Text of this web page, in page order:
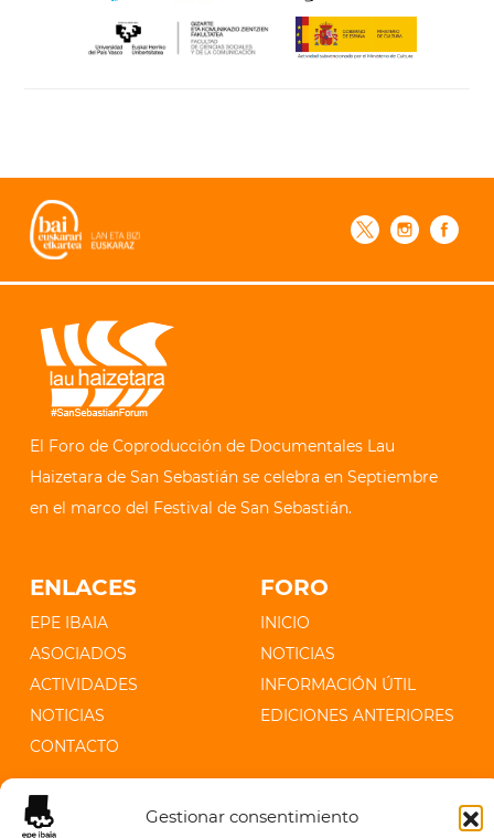
Gestionar consentimiento
El Foro de Coproducción de Documentales Lau
Haizetara de San Sebastián se celebra en Septiembre
en el marco del Festival de San Sebastián.
ENLACES
EPE IBAIA
ASOCIADOS
ACTIVIDADES
NOTICIAS
CONTACTO
FORO
INICIO
NOTICIAS
INFORMACIÓN ÚTIL
EDICIONES ANTERIORES
CONTACTO